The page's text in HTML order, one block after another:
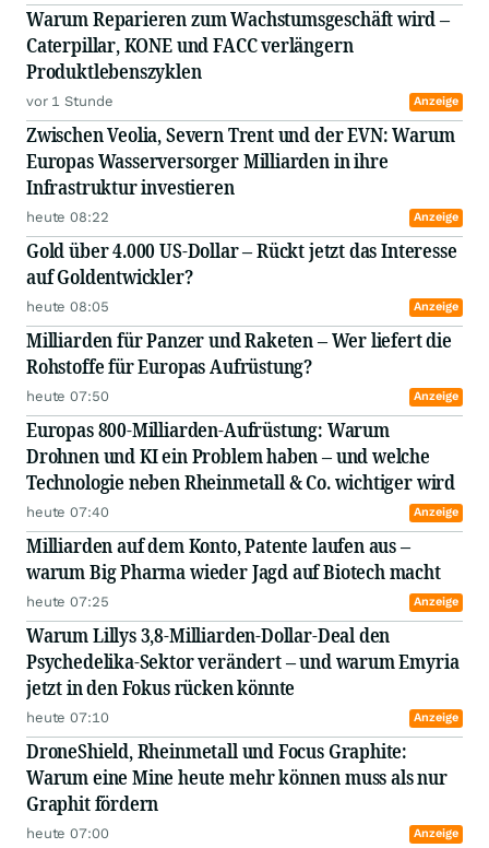
Warum Reparieren zum Wachstumsgeschäft wird –
Caterpillar, KONE und FACC verlängern
Produktlebenszyklen
vor 1 Stunde Anzeige
Zwischen Veolia, Severn Trent und der EVN: Warum
Europas Wasserversorger Milliarden in ihre
Infrastruktur investieren
heute 08:22 Anzeige
Gold über 4.000 US-Dollar – Rückt jetzt das Interesse
auf Goldentwickler?
heute 08:05 Anzeige
Milliarden für Panzer und Raketen – Wer liefert die
Rohstoffe für Europas Aufrüstung?
heute 07:50 Anzeige
Europas 800-Milliarden-Aufrüstung: Warum
Drohnen und KI ein Problem haben – und welche
Technologie neben Rheinmetall & Co. wichtiger wird
heute 07:40 Anzeige
Milliarden auf dem Konto, Patente laufen aus –
warum Big Pharma wieder Jagd auf Biotech macht
heute 07:25 Anzeige
Warum Lillys 3,8-Milliarden-Dollar-Deal den
Psychedelika-Sektor verändert – und warum Emyria
jetzt in den Fokus rücken könnte
heute 07:10 Anzeige
DroneShield, Rheinmetall und Focus Graphite:
Warum eine Mine heute mehr können muss als nur
Graphit fördern
heute 07:00 Anzeige